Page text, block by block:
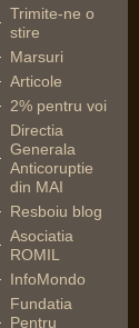
Trimite-ne o
stire
Marsuri
Articole
2% pentru voi
Directia
Generala
Anticoruptie
din MAI
Resboiu blog
Asociatia
ROMIL
InfoMondo
Fundatia
Pentru